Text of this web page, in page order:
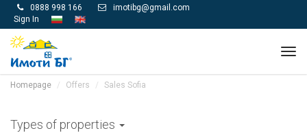
 0888 998 166 
imotibg@gmail.com
Sign In
Homepage Offers Sales Sofia
Types of properties